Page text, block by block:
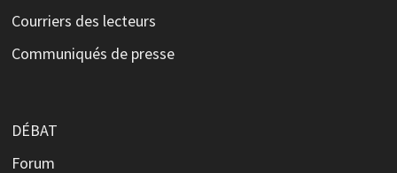
Courriers des lecteurs
Communiqués de presse
DÉBAT
Forum